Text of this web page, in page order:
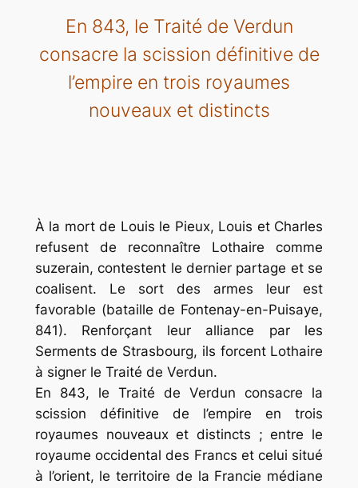
En 843, le Traité de Verdun
consacre la scission définitive de
l’empire en trois royaumes
nouveaux et distincts
À la mort de Louis le Pieux, Louis et Charles
refusent de reconnaître Lothaire comme
suzerain, contestent le dernier partage et se
coalisent. Le sort des armes leur est
favorable (bataille de Fontenay-en-Puisaye,
841). Renforçant leur alliance par les
Serments de Strasbourg, ils forcent Lothaire
à signer le Traité de Verdun.
En 843, le Traité de Verdun consacre la
scission définitive de l’empire en trois
royaumes nouveaux et distincts ; entre le
royaume occidental des Francs et celui situé
à l’orient, le territoire de la Francie médiane